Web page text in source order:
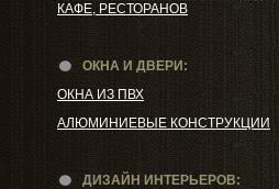
КАФЕ, РЕСТОРАНОВ
ОКНА И ДВЕРИ:
ОКНА ИЗ ПВХ
АЛЮМИНИЕВЫЕ КОНСТРУКЦИИ
ДИЗАЙН ИНТЕРЬЕРОВ: